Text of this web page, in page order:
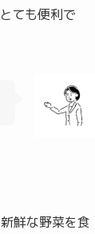
ても便利で
鮮な野菜を食